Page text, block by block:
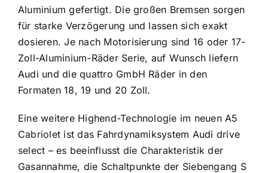
Aluminium gefertigt. Die großen Bremsen sorgen
für starke Verzögerung und lassen sich exakt
dosieren. Je nach Motorisierung sind 16 oder 17-
Zoll-Aluminium-Räder Serie, auf Wunsch liefern
Audi und die quattro GmbH Räder in den
Formaten 18, 19 und 20 Zoll.
Eine weitere Highend-Technologie im neuen A5
Cabriolet ist das Fahrdynamik­system Audi drive
select – es beeinflusst die Charakteristik der
Gasannahme, die Schaltpunkte der Siebengang S